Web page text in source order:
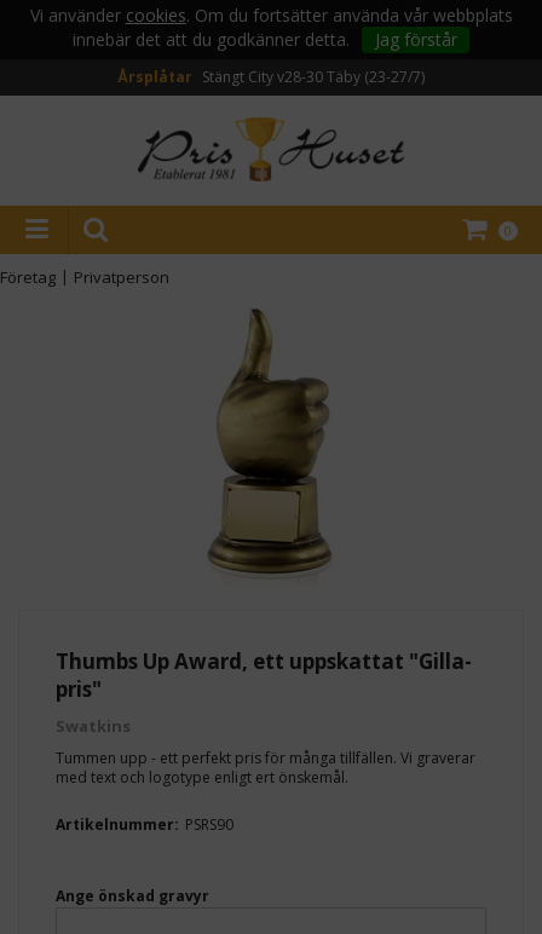
Vi använder cookies. Om du fortsätter använda vår webbplats
innebär det att du godkänner detta.
Jag förstår
Årsplåtar Stängt City v28-30Täby (23-27/7)
0
Företag | Privatperson
Thumbs Up Award, ett uppskattat "Gilla-
pris"
Swatkins
Tummen upp - ett perfekt pris för många tillfällen. Vi graverar
med text och logotype enligt ert önskemål.
Artikelnummer: PSRS90
Ange önskad gravyr